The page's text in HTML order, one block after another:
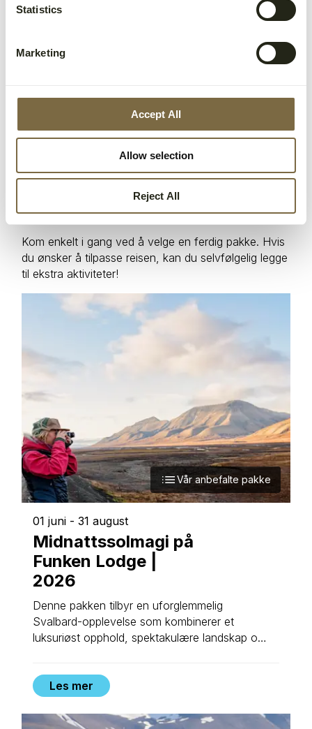
Statistics
Marketing
Accept All
Allow selection
Reject All
utenfor dørstokken. Plassert helt i enden av byen,
dette et poulært valg blant aktive reisende i alle
aldre.
Usikker på hvor du skal begynne? Velg en
ferdig pakke!
Kom enkelt i gang ved å velge en ferdig pakke. Hvis
du ønsker å tilpasse reisen, kan du selvfølgelig legge
til ekstra aktiviteter!
Vår anbefalte pakke
01 juni - 31 august
Midnattssolmagi på
Funken Lodge |
2026
Denne pakken tilbyr en uforglemmelig
Svalbard-opplevelse som kombinerer et
luksuriøst opphold, spektakulære landskap og
Les mer